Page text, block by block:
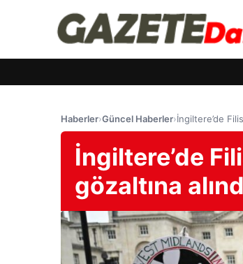
Haberler›Güncel Haberler›İngiltere’de
İngiltere’de
gözaltına